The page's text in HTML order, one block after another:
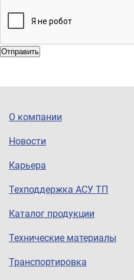
Отправить
О компании
Новости
Карьера
Техподдержка АСУ ТП
Каталог продукции
Технические материалы
Транспортировка